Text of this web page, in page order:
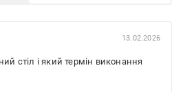
13.02.2026
стіл і який термін виконання